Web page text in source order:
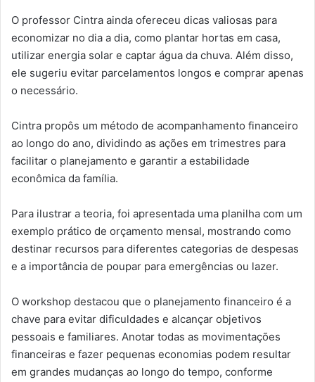
O professor Cintra ainda ofereceu dicas valiosas para
economizar no dia a dia, como plantar hortas em casa,
utilizar energia solar e captar água da chuva. Além disso,
ele sugeriu evitar parcelamentos longos e comprar apenas
o necessário.
Cintra propôs um método de acompanhamento financeiro
ao longo do ano, dividindo as ações em trimestres para
facilitar o planejamento e garantir a estabilidade
econômica da família.
Para ilustrar a teoria, foi apresentada uma planilha com um
exemplo prático de orçamento mensal, mostrando como
destinar recursos para diferentes categorias de despesas
e a importância de poupar para emergências ou lazer.
O workshop destacou que o planejamento financeiro é a
chave para evitar dificuldades e alcançar objetivos
pessoais e familiares. Anotar todas as movimentações
financeiras e fazer pequenas economias podem resultar
em grandes mudanças ao longo do tempo, conforme